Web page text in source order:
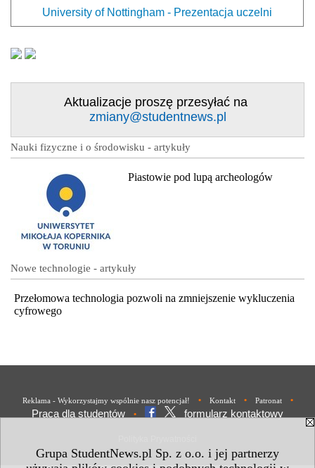
Grupa StudentNews.pl Sp. z o.o. i jej partnerzy
University of Nottingham - Prezentacja uczelni
Aktualizacje proszę przesyłać na
zmiany@studentnews.pl
Nauki fizyczne i o środowisku - artykuły
Piastowie pod lupą archeologów
Nowe technologie - artykuły
Przełomowa technologia pozwoli na zmniejszenie wykluczenia
cyfrowego
Reklama - Wykorzystajmy wspólnie nasz potencjał! • Kontakt • Patronat •
Praca dla studentów • formularz kontaktowy